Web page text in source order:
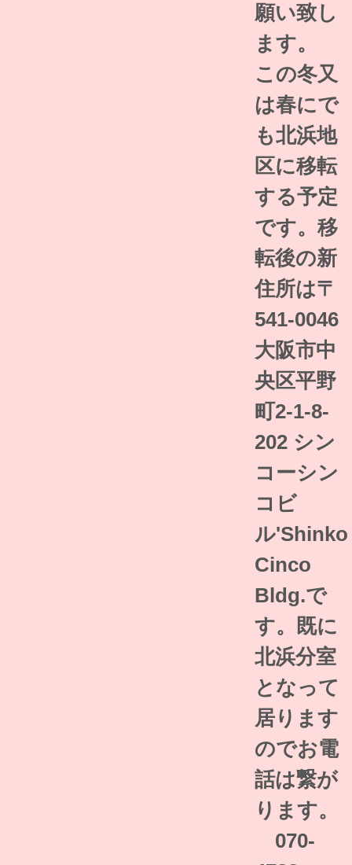
願い致し
ます。
この冬又
は春にで
も北浜地
区に移転
する予定
です。移
転後の新
住所は〒
541-0046
大阪市中
央区平野
町2-1-8-
202 シン
コーシン
コビ
ル'Shinko
Cinco
Bldg.で
す。既に
北浜分室
となって
居ります
のでお電
話は繋が
ります。
070-